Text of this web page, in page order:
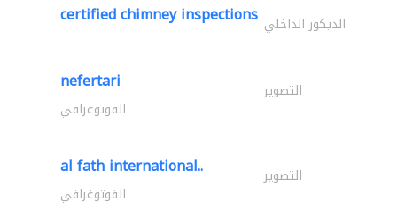
certified chimney inspections الديكور الداخلي
nefertari التصوير
الفوتوغرافي
al fath international.. التصوير
الفوتوغرافي